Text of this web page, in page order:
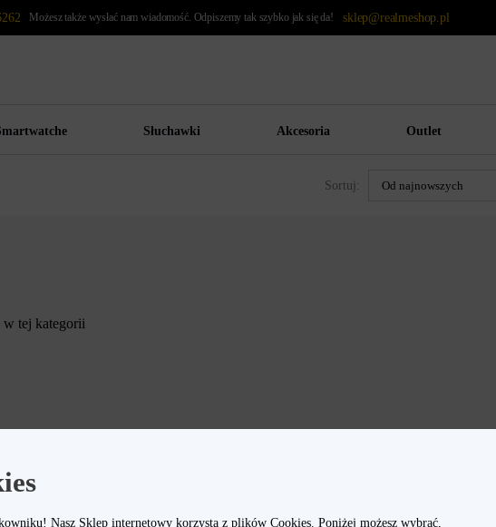
Możesz także wysłać nam wiadomość. Odpiszemy tak szybko jak się da! sklep@realmeshop.pl
Słuchawki Akcesoria Outlet
Sortuj:
tej kategorii
Nasz Sklep internetowy korzysta z plików Cookies. Poniżej możesz wybrać,